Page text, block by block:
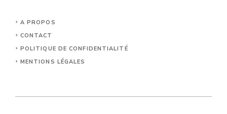
A PROPOS
CONTACT
POLITIQUE DE CONFIDENTIALITÉ
MENTIONS LÉGALES